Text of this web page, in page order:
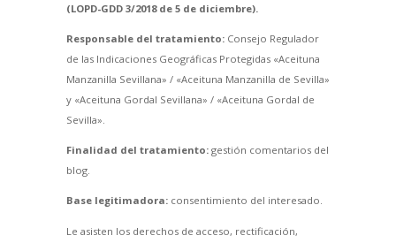
(LOPD-GDD 3/2018 de 5 de diciembre).
Responsable del tratamiento:Consejo Regulador
de las Indicaciones Geográficas Protegidas «Aceituna
Manzanilla Sevillana» / «Aceituna Manzanilla de Sevilla»
y «Aceituna Gordal Sevillana» / «Aceituna Gordal de
Sevilla».
Finalidad del tratamiento:gestión comentarios del
blog.
Base legitimadora:consentimiento del interesado.
Le asisten los derechos de acceso, rectificación,